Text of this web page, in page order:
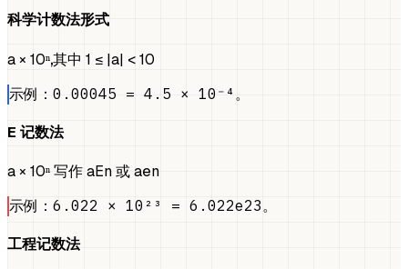
科学计数法形式
a × 10ⁿ，其中 1 ≤ |a| < 10
示例：0.00045 = 4.5 × 10⁻⁴。
E 记数法
a × 10ⁿ 写作 aEn 或 aen
示例：6.022 × 10²³ = 6.022e23。
工程记数法